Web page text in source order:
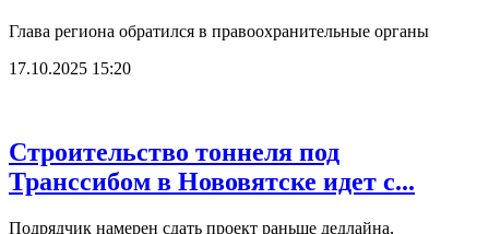
Глава региона обратился в правоохранительные органы
17.10.2025 15:20
Строительство тоннеля под
Транссибом в Нововятске идет с...
Подрядчик намерен сдать проект раньше дедлайна,